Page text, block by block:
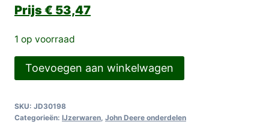
€ 53,47
1 op voorraad
JD30198
Kogellager
Toevoegen aan winkelwagen
SKU: JD30198
Categorieën: IJzerwaren John Deere onderdelen